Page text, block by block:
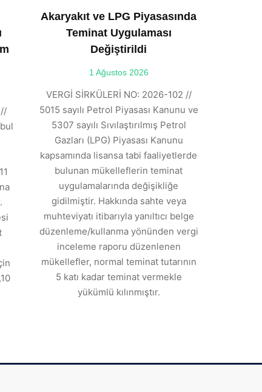
Akaryakıt ve LPG Piyasasında
Teminat Uygulaması
Değiştirildi
1 Ağustos 2026
VERGİ SİRKÜLERİ NO: 2026-102 //
5015 sayılı Petrol Piyasası Kanunu ve
5307 sayılı Sıvılaştırılmış Petrol
Gazları (LPG) Piyasası Kanunu
kapsamında lisansa tabi faaliyetlerde
bulunan mükelleflerin teminat
uygulamalarında değişikliğe
gidilmiştir. Hakkında sahte veya
muhteviyatı itibarıyla yanıltıcı belge
düzenleme/kullanma yönünden vergi
inceleme raporu düzenlenen
mükellefler, normal teminat tutarının
5 katı kadar teminat vermekle
yükümlü kılınmıştır.